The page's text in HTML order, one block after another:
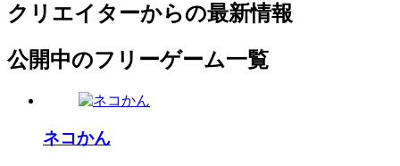
クリエイターからの最新情報
公開中のフリーゲーム一覧
ネコかん